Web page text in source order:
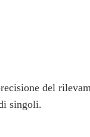
del
singoli.